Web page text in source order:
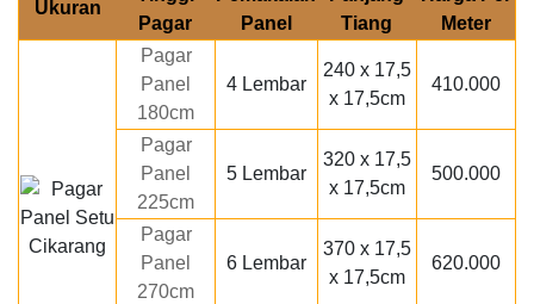
Ukuran
Pagar
Panel
Tiang
Meter
Pagar
Panel
180cm
4 Lembar
240 x 17,5
x 17,5cm
410.000
Pagar
Panel
225cm
5 Lembar
320 x 17,5
x 17,5cm
500.000
Pagar
Panel
270cm
6 Lembar
370 x 17,5
x 17,5cm
620.000